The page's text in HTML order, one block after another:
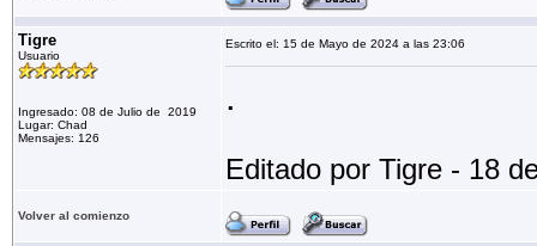
Tigre
Usuario
Ingresado: 08 de Julio de 2019
Lugar: Chad
Mensajes: 126
Escrito el: 15 de Mayo de 2024 a las 23:06
.
Editado por Tigre - 18
Volver al comienzo